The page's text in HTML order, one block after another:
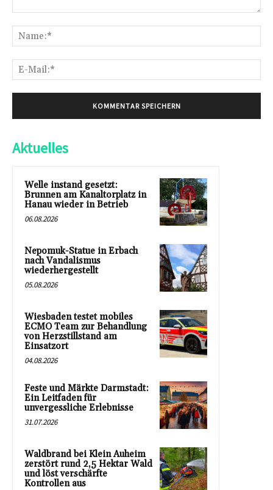
Aktuelles
Welle instand gesetzt:
Brunnen am Kanaltorplatz in
Hanau wieder in Betrieb
06.08.2026
Nepomuk-Statue in Erbach
nach Vandalismus
wiederhergestellt
05.08.2026
Wiesbaden testet mobiles
ECMO Team zur Behandlung
von Herzstillstand am
Einsatzort
04.08.2026
Feste und Märkte Darmstadt:
Ein Leitfaden für
unvergessliche Erlebnisse
31.07.2026
Waldbrand bei Klein Auheim
zerstört rund 2,5 Hektar Wald
und löst verschärfte
Kontrollen aus